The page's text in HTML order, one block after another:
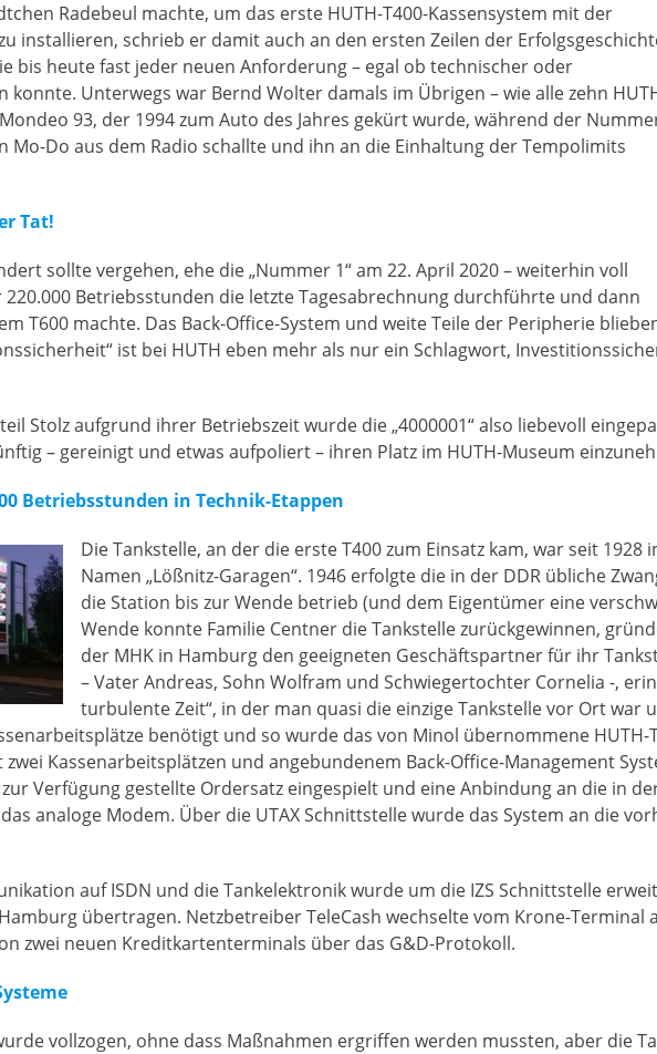
Radebeul machte, um das erste HUTH-T400-Kassensystem mit der
installieren, schrieb er damit auch an den ersten Zeilen der
bis heute fast jeder neuen Anforderung – egal ob technischer oder
konnte. Unterwegs war Bernd Wolter damals im Übrigen – wie alle zehn
93, der 1994 zum Auto des Jahres gekürt wurde, während der
Mo-Do aus dem Radio schallte und ihn an die Einhaltung der Tempolimits
Tat!
sollte vergehen, ehe die „Nummer 1“ am 22. April 2020 – weiterhin voll
Betriebsstunden die letzte Tagesabrechnung durchführte und dann
T600 machte. Das Back-Office-System und weite Teile der Peripherie
ist bei HUTH eben mehr als nur ein Schlagwort,
Stolz aufgrund ihrer Betriebszeit wurde die „4000001“ also liebevoll
– gereinigt und etwas aufpoliert – ihren Platz im HUTH-Museum
Betriebsstunden in Technik-Etappen
Die Tankstelle, an der die erste T400 zum Einsatz kam, war seit
Namen „Lößnitz-Garagen“. 1946 erfolgte die in der DDR übliche
die Station bis zur Wende betrieb (und dem Eigentümer eine
Wende konnte Familie Centner die Tankstelle zurückgewinnen,
der MHK in Hamburg den geeigneten Geschäftspartner für ihr
– Vater Andreas, Sohn Wolfram und Schwiegertochter Cornelia -,
turbulente Zeit“, in der man quasi die einzige Tankstelle vor Ort war
benötigt und so wurde das von Minol übernommene HUTH-
zwei Kassenarbeitsplätzen und angebundenem Back-Office-Management
Verfügung gestellte Ordersatz eingespielt und eine Anbindung an die in
analoge Modem. Über die UTAX Schnittstelle wurde das System an die
auf ISDN und die Tankelektronik wurde um die IZS Schnittstelle
übertragen. Netzbetreiber TeleCash wechselte vom Krone-
zwei neuen Kreditkartenterminals über das G&D-Protokoll.
vollzogen, ohne dass Maßnahmen ergriffen werden mussten, aber die